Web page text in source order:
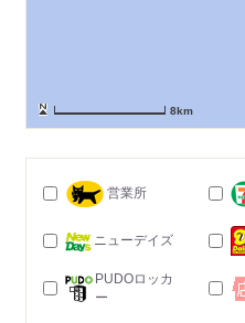
8km
営業所
ニューデイズ
PUDOロッカ
ー